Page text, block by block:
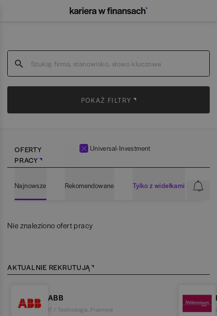
POKAŻ FILTRY
OFERTY
PRACY
Universal-Investment
Najnowsze Rekomendowane Tylko z widełkami
Nie znaleziono ofert pracy
AKTUALNIE REKRUTUJĄ
ABB
IT / Technologia Przemysł